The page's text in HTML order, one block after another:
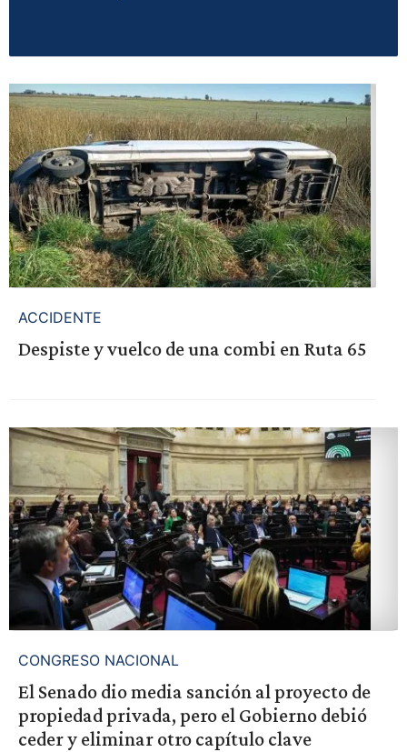
ACCIDENTE
Despiste y vuelco de una combi en Ruta 65
CONGRESO NACIONAL
El Senado dio media sanción al proyecto de
propiedad privada, pero el Gobierno debió
ceder y eliminar otro capítulo clave